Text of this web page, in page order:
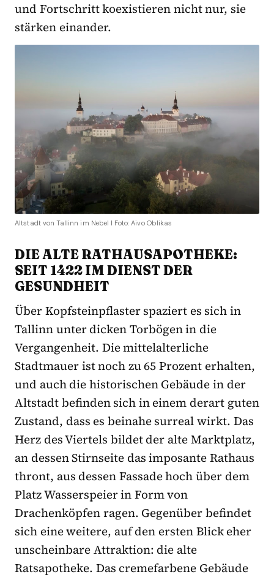
und Fortschritt koexistieren nicht nur, sie
stärken einander.
Altstadt von Tallinn im Nebel I Foto: Aivo Oblikas
DIE ALTE RATHAUSAPOTHEKE:
SEIT 1422 IM DIENST DER
GESUNDHEIT
Über Kopfsteinpflaster spaziert es sich in
Tallinn unter dicken Torbögen in die
Vergangenheit. Die mittelalterliche
Stadtmauer ist noch zu 65 Prozent erhalten,
und auch die historischen Gebäude in der
Altstadt befinden sich in einem derart guten
Zustand, dass es beinahe surreal wirkt. Das
Herz des Viertels bildet der alte Marktplatz,
an dessen Stirnseite das imposante Rathaus
thront, aus dessen Fassade hoch über dem
Platz Wasserspeier in Form von
Drachenköpfen ragen. Gegenüber befindet
sich eine weitere, auf den ersten Blick eher
unscheinbare Attraktion: die alte
Ratsapotheke. Das cremefarbene Gebäude